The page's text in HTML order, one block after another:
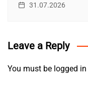
31.07.2026
Leave a Reply
You must be logged in